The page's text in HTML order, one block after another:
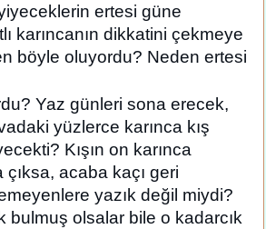
ertesi güne
karıncanın dikkatini çekmeye
böyle oluyordu? Neden ertesi
Yaz günleri sona erecek,
yüzlerce karınca kış
Kışın on karınca
acaba kaçı geri
yazık değil miydi?
bulmuş olsalar bile o kadarcık